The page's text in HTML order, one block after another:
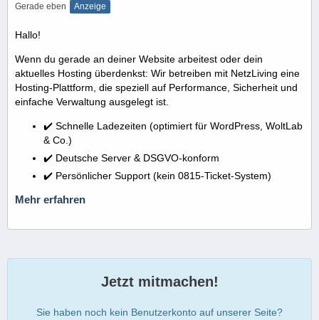
Gerade eben Anzeige
Hallo!
Wenn du gerade an deiner Website arbeitest oder dein
aktuelles Hosting überdenkst: Wir betreiben mit NetzLiving eine
Hosting-Plattform, die speziell auf Performance, Sicherheit und
einfache Verwaltung ausgelegt ist.
✔️ Schnelle Ladezeiten (optimiert für WordPress, WoltLab
& Co.)
✔️ Deutsche Server & DSGVO-konform
✔️ Persönlicher Support (kein 0815-Ticket-System)
Mehr erfahren
Jetzt mitmachen!
Sie haben noch kein Benutzerkonto auf unserer Seite?